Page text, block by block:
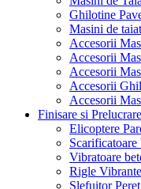
Ghilotine
Masini de
Accesorii
Accesorii
Accesorii
Accesorii
Accesorii
Finisare si
Elicoptere
Scarificatoare
Vibratoare
Rigle Vibrante
Slefuitor